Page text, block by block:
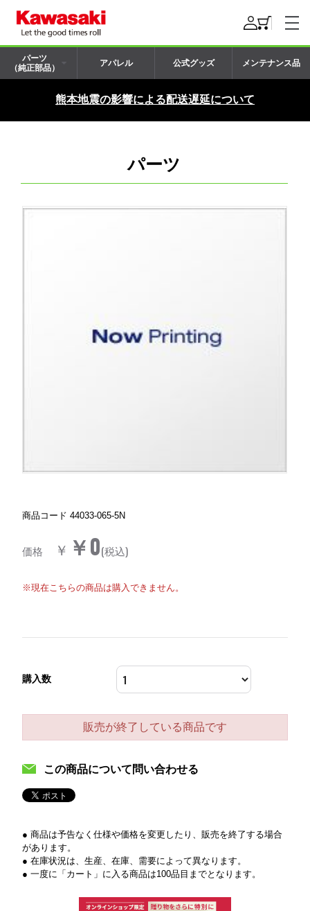
パーツ
（純正部品）
アパレル 公式グッズ メンテナンス品
熊本地震の影響による配送遅延について
パーツ
商品コード 44033-065-5N
価格 ￥ ￥0(税込)
※現在こちらの商品は購入できません。
購入数
販売が終了している商品です
この商品について問い合わせる
● 商品は予告なく仕様や価格を変更したり、販売を終了する場合
があります。
● 在庫状況は、生産、在庫、需要によって異なります。
● 一度に「カート」に入る商品は100品目までとなります。